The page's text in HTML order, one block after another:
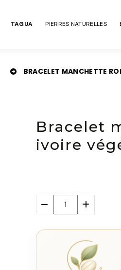
TAGUA PIERRES NATURELLES
BRACELET MANCHETTE
Bracelet
ivoire